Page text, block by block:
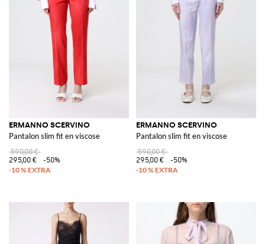
ERMANNO SCERVINO
Pantalon slim fit en viscose
590,00 €
295,00 €
-50%
ERMANNO SCERVINO
Pantalon slim fit en viscose
590,00 €
295,00 €
-50%